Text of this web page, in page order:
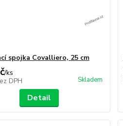
spojka Covalliero, 25 cm
/ks
DPH Skladem
Detail